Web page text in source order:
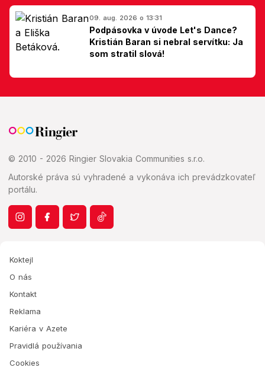
09. aug. 2026 o 13:31
Podpásovka v úvode Let's Dance?
Kristián Baran si nebral servítku: Ja
som stratil slová!
© 2010 - 2026 Ringier Slovakia Communities s.r.o.
Autorské práva sú vyhradené a vykonáva ich prevádzkovateľ
portálu.
Koktejl
O nás
Kontakt
Reklama
Kariéra v Azete
Pravidlá používania
Cookies